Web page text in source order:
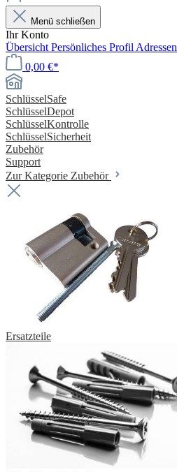
Menü schließen
Ihr Konto
Übersicht Persönliches Profil Adressen
0,00 €*
SchlüsselSafe
SchlüsselDepot
SchlüsselKontrolle
SchlüsselSicherheit
Zubehör
Support
Zur Kategorie Zubehör
Ersatzteile